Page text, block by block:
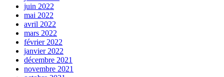
juin 2022
mai 2022
avril 2022
mars 2022
février 2022
janvier 2022
décembre 2021
novembre 2021